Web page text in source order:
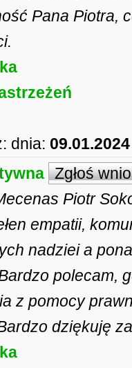
Pana Piotra,
dnia:
Zgłoś
Piotr
empatii,
nadziei a
polecam,
z pomocy
dziękuję